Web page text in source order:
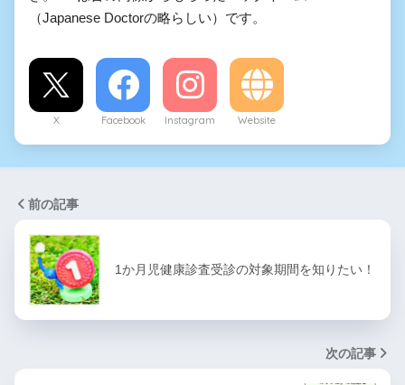
（Japanese Doctorの略らしい）です。
X Facebook Instagram Website
前の記事
1か月児健康診査受診の対象期間を知りたい！
次の記事